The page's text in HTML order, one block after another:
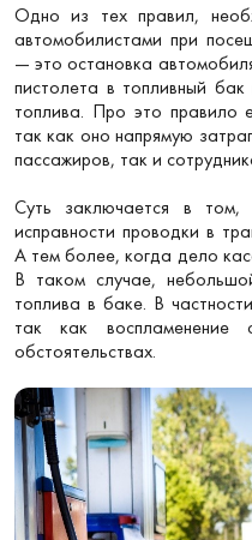
Одно из тех правил,
автомобилистами при
— это остановка
пистолета в топливный
топлива. Про это правило
так как оно напрямую
пассажиров, так и
Суть заключается в
исправности проводки в
А тем более, когда дело
В таком случае,
топлива в баке. В
так как воспламенение
обстоятельствах.